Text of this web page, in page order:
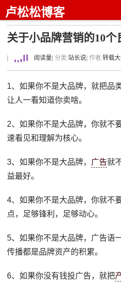
卢松松博客
关于小品牌营销的10个
阅读量 | 分类:站长说 | 作者:转载
1、如果你不是大品牌，就把品
让人一看知道你卖啥。
2、如果你不是大品牌，你就不
速看见和理解为核心。
3、如果你不是大品牌， 广告就
益最好。
4、如果你不是大品牌，你就不
点，足够锋利，足够动心。
5、如果你不是大品牌，广告语
传播都是品牌资产的积累。
6、如果你没有钱投广告，就把